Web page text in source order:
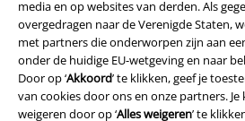
media en op websites van derden. Als
overgedragen naar de Verenigde Staten,
met partners die onderworpen zijn aan
onder de huidige EU-wetgeving en naar
Door op ‘Akkoord’ te klikken, geef je
van cookies door ons en onze partners.
weigeren door op ‘Alles weigeren’ te
Legal
Algemene Voorwaarden
Bedrijfsgegevens
Privacyverklaring